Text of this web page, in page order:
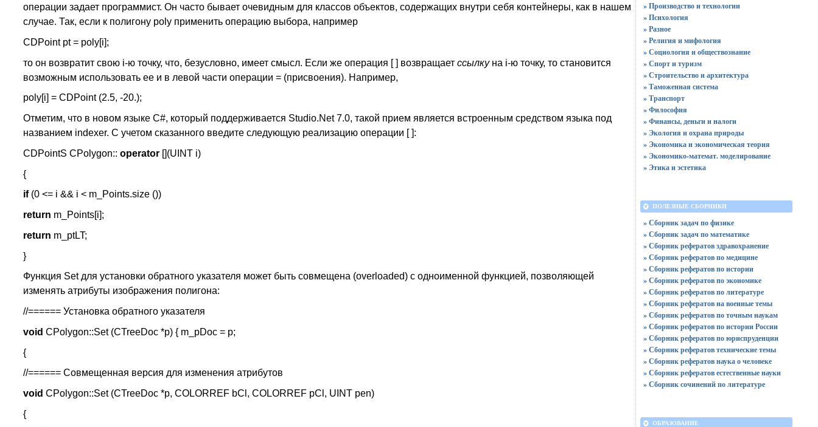
операции задает программист. Он часто бывает очевидным для классов объектов, содержащих внутри себя контейнеры, как в нашем
случае. Так, если к полигону poly применить операцию выбора, например
CDPoint pt = poly[i];
то он возвратит свою i-ю точку, что, безусловно, имеет смысл. Если же операция [ ] возвращает ссылку на i-ю точку, то становится
возможным использовать ее и в левой части операции = (присвоения). Например,
poly[i] = CDPoint (2.5, -20.);
Отметим, что в новом языке С#, который поддерживается Studio.Net 7.0, такой прием является встроенным средством языка под
названием indexer. С учетом сказанного введите следующую реализацию операции [ ]:
CDPointS CPolygon:: operator [](UINT i)
{
if (0 <= i && i < m_Points.size ())
return m_Points[i];
return m_ptLT;
}
Функция Set для установки обратного указателя может быть совмещена (overloaded) с одноименной функцией, позволяющей
изменять атрибуты изображения полигона:
//====== Установка обратного указателя
void CPolygon::Set (CTreeDoc *p) { m_pDoc = p;
{
//====== Совмещенная версия для изменения атрибутов
void CPolygon::Set (CTreeDoc *p, COLORREF bCl, COLORREF pCl, UINT pen)
{
» Производство и технологии
» Психология
» Разное
» Религия и мифология
» Социология и обществознание
» Спорт и туризм
» Строительство и архитектура
» Таможенная система
» Транспорт
» Философия
» Финансы, деньги и налоги
» Экология и охрана природы
» Экономика и экономическая теория
» Экономико-математ. моделирование
» Этика и эстетика
ПОЛЕЗНЫЕ СБОРНИКИ
» Сборник задач по физике
» Сборник задач по математике
» Сборник рефератов здравохранение
» Сборник рефератов по медицине
» Сборник рефератов по истории
» Сборник рефератов по экономике
» Сборник рефератов по литературе
» Сборник рефератов на военные темы
» Сборник рефератов по точным наукам
» Сборник рефератов по истории России
» Сборник рефератов по юриспруденции
» Сборник рефератов технические темы
» Сборник рефератов наука о человеке
» Сборник рефератов естественные науки
» Сборник сочинений по литературе
ОБРАЗОВАНИЕ